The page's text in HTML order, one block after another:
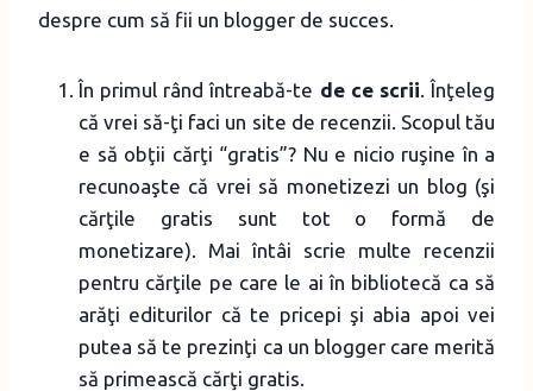
despre cum să fii un blogger de succes.
În primul rând întreabă-te de ce scrii . Înţeleg
că vrei să-ţi faci un site de recenzii. Scopul tău
e să obţii cărţi “gratis”? Nu e nicio ruşine în a
recunoaşte că vrei să monetizezi un blog (şi
cărţile gratis sunt tot o formă de
monetizare). Mai întâi scrie multe recenzii
pentru cărţile pe care le ai în bibliotecă ca să
arăţi editurilor că te pricepi şi abia apoi vei
putea să te prezinţi ca un blogger care merită
să primească cărţi gratis.